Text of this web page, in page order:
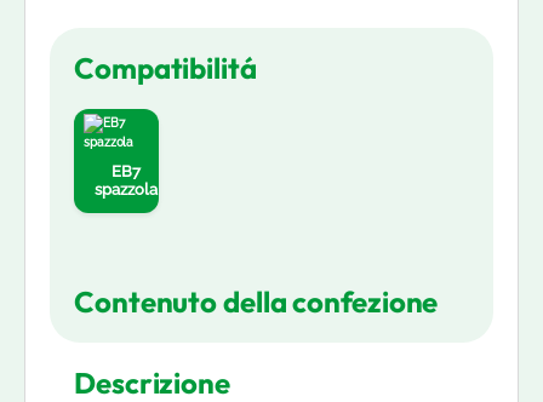
ordini in 3-5 giorni lavorativi
Compatibilitá
EB7
spazzola
Contenuto della confezione
Descrizione